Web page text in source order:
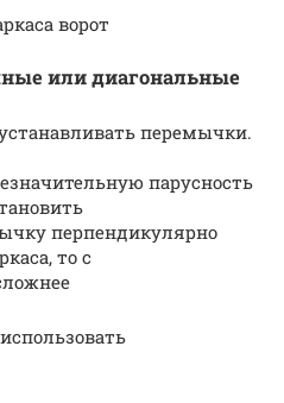
ворот
или диагональные
перемычки.
парусность
перпендикулярно
то с